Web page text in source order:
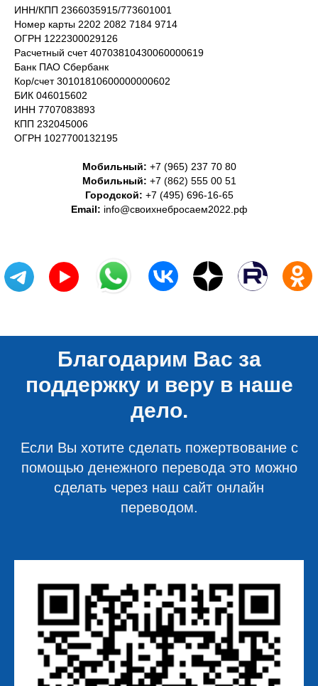
ИНН/КПП 2366035915/773601001
Номер карты 2202 2082 7184 9714
ОГРН 1222300029126
Расчетный счет 40703810430060000619
Банк ПАО Сбербанк
Кор/счет 30101810600000000602
БИК 046015602
ИНН 7707083893
КПП 232045006
ОГРН 1027700132195
Мобильный: +7 (965) 237 70 80
Мобильный: +7 (862) 555 00 51
Городской: +7 (495) 696-16-65
Email: info@своихнебросаем2022.рф
Благодарим Вас за
поддержку и веру в наше
дело.
Если Вы хотите сделать пожертвование с
помощью денежного перевода это можно
сделать через наш сайт онлайн
переводом.